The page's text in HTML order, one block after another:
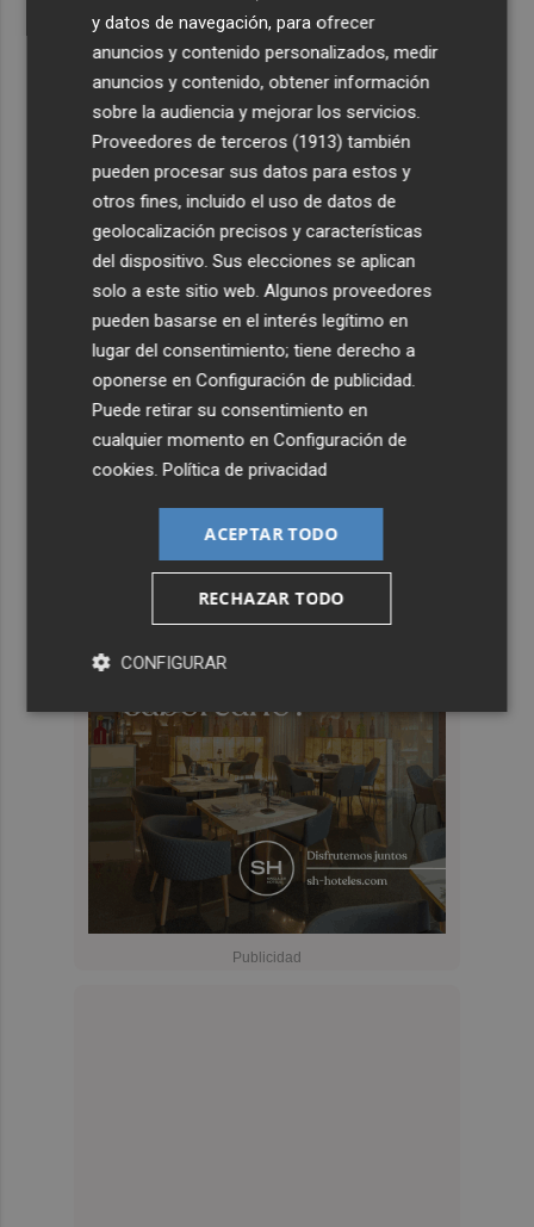
y datos de navegación, para ofrecer
anuncios y contenido personalizados, medir
anuncios y contenido, obtener información
sobre la audiencia y mejorar los servicios.
Proveedores de terceros (1913) también
pueden procesar sus datos para estos y
otros fines, incluido el uso de datos de
geolocalización precisos y características
del dispositivo. Sus elecciones se aplican
solo a este sitio web. Algunos proveedores
pueden basarse en el interés legítimo en
lugar del consentimiento; tiene derecho a
oponerse enConfiguración de publicidad
Puede retirar su consentimiento en
cualquier momento enConfiguración de
cookies .Política de privacidad
ACEPTAR TODO
RECHAZAR TODO
CONFIGURAR